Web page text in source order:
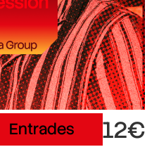
Entrades 12€